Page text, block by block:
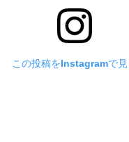
この投稿をInstagramで